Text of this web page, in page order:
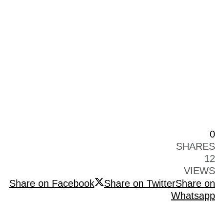
0
SHARES
12
VIEWS
Share on Facebook
Share on TwitterShare on
Whatsapp